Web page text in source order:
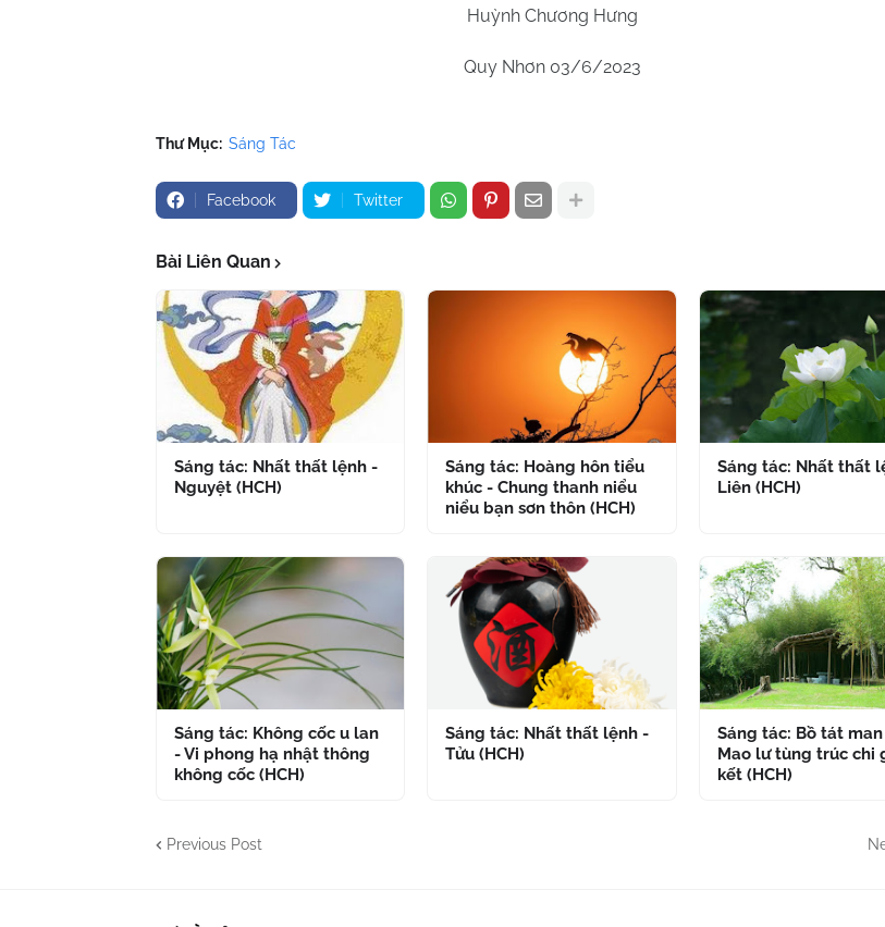
Huỳnh Chương Hưng
Quy Nhơn 03/6/2023
Thư Mục: Sáng Tác
Facebook Twitter
Bài Liên Quan
Sáng tác: Nhất thất lệnh -
Nguyệt (HCH)
Sáng tác: Hoàng hôn tiểu
khúc - Chung thanh niểu
niểu bạn sơn thôn (HCH)
Sáng tác: Nhất thất
Liên (HCH)
Sáng tác: Không cốc u lan
- Vi phong hạ nhật thông
không cốc (HCH)
Sáng tác: Nhất thất lệnh -
Tửu (HCH)
Sáng tác: Bồ tát
Mao lư tùng trúc chi
kết (HCH)
Previous Post